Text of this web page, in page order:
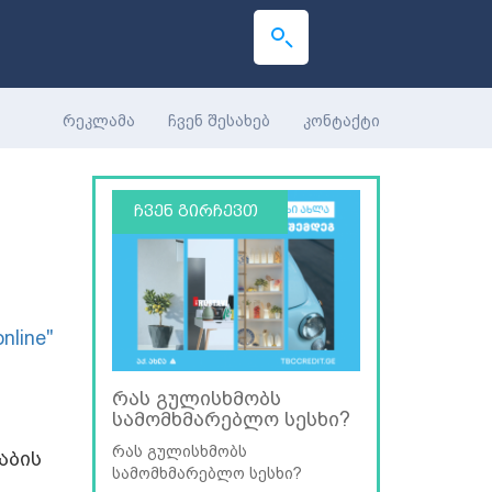
რეკლამა ჩვენ შესახებ კონტაქტი
ჩვენ გირჩევთ
რას გულისხმობს
სამომხმარებლო სესხი?
რას გულისხმობს
სამომხმარებლო სესხი?